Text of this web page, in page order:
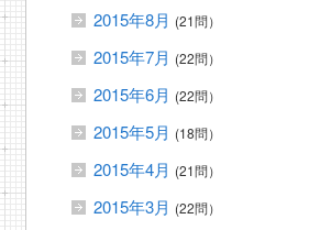
2015年8月 (21問）
2015年7月 (22問）
2015年6月 (22問）
2015年5月 (18問）
2015年4月 (21問）
2015年3月 (22問）